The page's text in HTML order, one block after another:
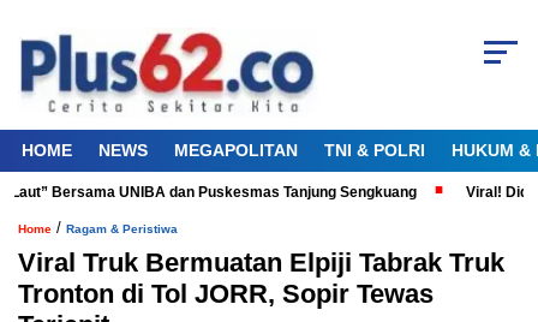
HOME NEWS MEGAPOLITAN TNI & POLRI HUKUM &
Bersama UNIBA dan Puskesmas Tanjung Sengkuang Viral!
Home / Ragam & Peristiwa
Viral Truk Bermuatan Elpiji Tabrak Truk
Tronton di Tol JORR, Sopir Tewas